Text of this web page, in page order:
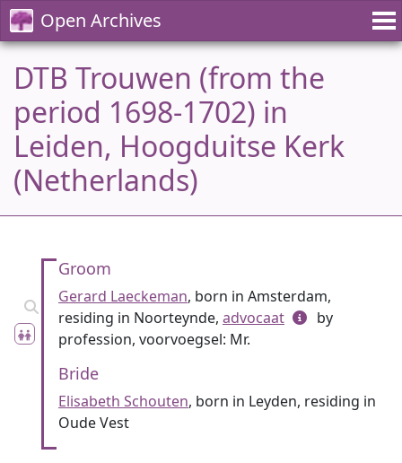
Open Archives
DTB Trouwen (from the
period 1698-1702) in
Leiden, Hoogduitse Kerk
(Netherlands)
Groom
Gerard Laeckeman, born in Amsterdam,
residing in Noorteynde, advocaat
by
profession, voorvoegsel: Mr.
Bride
Elisabeth Schouten, born in Leyden, residing in
Oude Vest